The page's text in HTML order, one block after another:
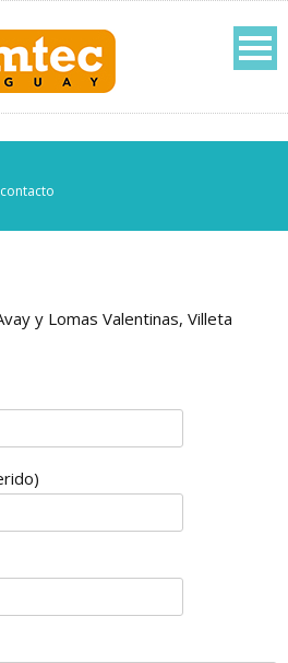
contacto
y Lomas Valentinas, Villeta